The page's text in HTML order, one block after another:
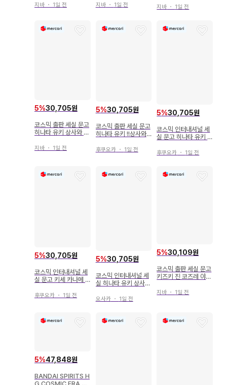
스 공동전선 ~
지바 ・ 1일 전
이야기~ 3
지바・ 1일 전
가족 이야기~ 6
지바 ・ 1일 전
5%30,705원
코스믹 출판 세실 문고
히나타 유키 상사와 신
기~ 12
지바 ・ 1일 전
5%30,705원
코스믹 출판 세실 문고
히나타 유키 !!상사와
야기~ 3
후쿠오카・ 1일 전
5%30,705원
코스믹 인터내셔널 세
실 문고 히나타 유키 !!
가족 이야기~ 8
후쿠오카 ・ 1일 전
5%30,705원
코스믹 인터내셔널 세
실 문고 키세 카나메 !!)
스 공동전선 ~
후쿠오카 ・ 1일 전
5%30,705원
코스믹 인터내셔널 세
실 히나타 유키 상사와
족 이야기~ 5
오사카・ 1일 전
5%30,109원
코스믹 출판 세실 문고
키즈키 진 코즈레 야쿠
이프
지바 ・ 1일 전
5%47,848원
BANDAI SPIRITS H